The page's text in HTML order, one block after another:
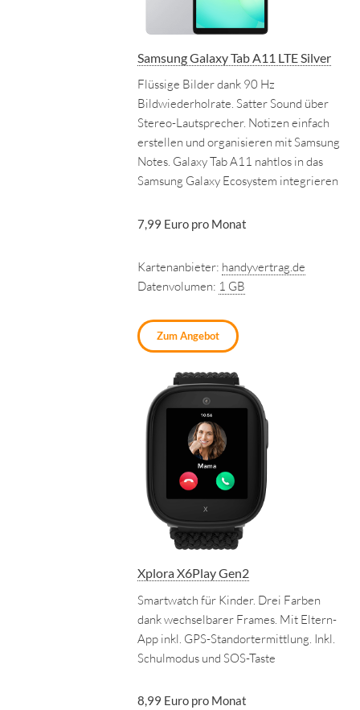
Samsung Galaxy Tab A11 LTE Silver
Flüssige Bilder dank 90 Hz
Bildwiederholrate. Satter Sound über
Stereo-Lautsprecher. Notizen einfach
erstellen und organisieren mit Samsung
Notes. Galaxy Tab A11 nahtlos in das
Samsung Galaxy Ecosystem integrieren
7,99 Euro pro Monat
Kartenanbieter: handyvertrag.de
Datenvolumen: 1 GB
Zum Angebot
Xplora X6Play Gen2
Smartwatch für Kinder. Drei Farben
dank wechselbarer Frames. Mit Eltern-
App inkl. GPS-Standortermittlung. Inkl.
Schulmodus und SOS-Taste
8,99 Euro pro Monat